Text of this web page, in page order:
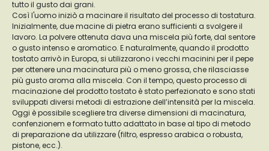
tutto il gusto dai grani.
Così l'uomo iniziò a macinare il risultato del processo di tostatura.
Inizialmente, due macine di pietra erano sufficienti a svolgere il
lavoro. La polvere ottenuta dava una miscela più forte, dal sentore
o gusto intenso e aromatico. E naturalmente, quando il prodotto
tostato arrivò in Europa, si utilizzarono i vecchi macinini per il pepe
per ottenere una macinatura più o meno grossa, che rilasciasse
più gusto aroma alla miscela. Con il tempo, questo processo di
macinazione del prodotto tostato è stato perfezionato e sono stati
sviluppati diversi metodi di estrazione dell’intensità per la miscela.
Oggi è possibile scegliere tra diverse dimensioni di macinatura,
confenzionem e formato tutto adattato in base al tipo di metodo
di preparazione da utilizzare (filtro, espresso arabica o robusta,
pistone, ecc.).